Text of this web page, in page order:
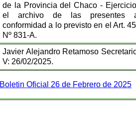
de la Provincia del Chaco -
el archivo de las presentes
conformidad a lo previsto en el Art.
Nº 831-A.
Javier Alejandro Retamoso
V: 26/02/2025.
Boletin Oficial 26 de Febrero de 2025